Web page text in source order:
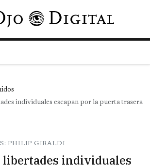
Pasar al contenido principal
individuales escapan por la puerta trasera
PHILIP GIRALDI
libertades individuales